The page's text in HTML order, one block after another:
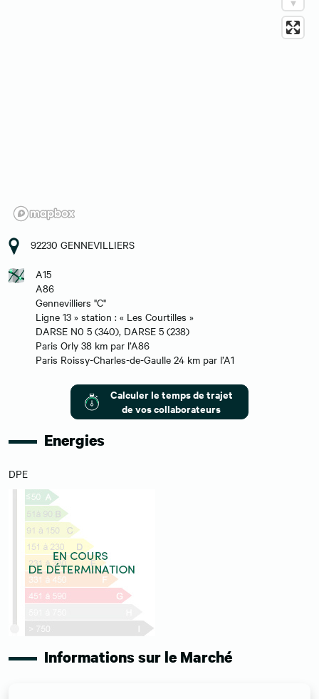
92230 GENNEVILLIERS
A15
A86
Gennevilliers "C"
Ligne 13 » station : « Les Courtilles »
DARSE N0 5 (340), DARSE 5 (238)
Paris Orly 38 km par l’A86
Paris Roissy-Charles-de-Gaulle 24 km par l’A1
Calculer le temps de trajet
de vos collaborateurs
Energies
DPE
Informations sur le Marché